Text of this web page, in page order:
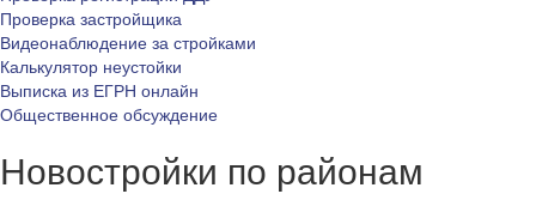
Проверка застройщика
Видеонаблюдение за стройками
Калькулятор неустойки
Выписка из ЕГРН онлайн
Общественное обсуждение
Новостройки по районам